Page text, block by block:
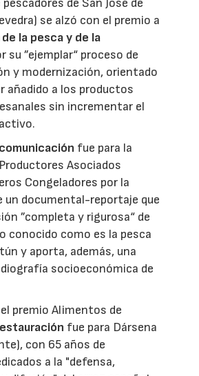
de San José de
se alzó con el premio a
la pesca y de la
su ”ejemplar“ proceso de
y modernización, orientado
añadido a los productos
sin incrementar el
comunicación fue para la
Asociados
Congeladores por la
un documental-reportaje que
”completa y rigurosa“ de
conocido como es la pesca
y aporta, además, una
socioeconómica de
premio Alimentos de
fue para Dársena
con 65 años de
a la "defensa,